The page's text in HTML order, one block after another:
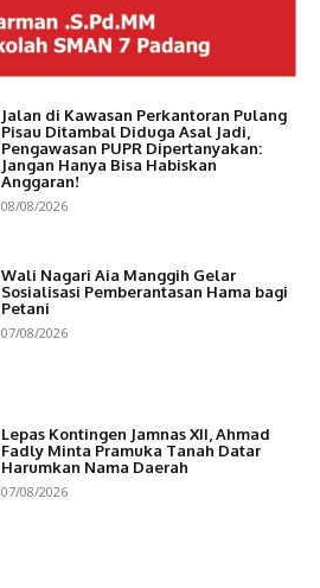
Jalan di Kawasan Perkantoran Pulang
Pisau Ditambal Diduga Asal Jadi,
Pengawasan PUPR Dipertanyakan:
Jangan Hanya Bisa Habiskan
Anggaran!
08/08/2026
Wali Nagari Aia Manggih Gelar
Sosialisasi Pemberantasan Hama bagi
Petani
07/08/2026
Lepas Kontingen Jamnas XII, Ahmad
Fadly Minta Pramuka Tanah Datar
Harumkan Nama Daerah
07/08/2026